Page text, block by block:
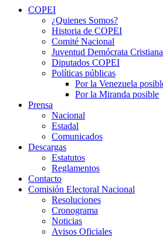
COPEI
¿Quienes Somos?
Historia de COPEI
Comité Nacional
Juventud Demócrata Cristiana
Diputados COPEI
Políticas públicas
Por la Venezuela
Por la Miranda posible
Prensa
Nacional
Estadal
Comunicados
Descargas
Estatutos
Reglamentos
Contacto
Comisión Electoral Nacional
Resoluciones
Cronograma
Noticias
Avisos Oficiales